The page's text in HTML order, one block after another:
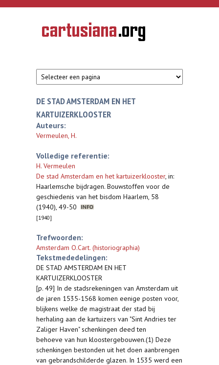
Overslaan en naar de inhoud gaan
CARTUSIANA
Geschiedenis
van de
DE STAD AMSTERDAM EN HET
KARTUIZERKLOOSTER
Auteurs:
Vermeulen, H.
Volledige referentie:
H. Vermeulen
De stad Amsterdam en het kartuizerklooster, in:
Haarlemsche bijdragen. Bouwstoffen voor de
geschiedenis van het bisdom Haarlem, 58
(1940), 49-50
[1940]
Trefwoorden:
Amsterdam O.Cart. (historiographia)
Tekstmededelingen:
DE STAD AMSTERDAM EN HET
KARTUIZERKLOOSTER
[p. 49] In de stadsrekeningen van Amsterdam uit
de jaren 1535-1568 komen eenige posten voor,
blijkens welke de magistraat der stad bij
herhaling aan de kartuizers van "Sint Andries ter
Zaliger Haven" schenkingen deed ten
behoeve van hun kloostergebouwen.(1) Deze
schenkingen bestonden uit het doen aanbrengen
van gebrandschilderde glazen. In 1535 werd een